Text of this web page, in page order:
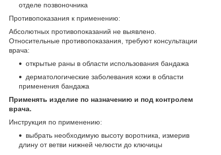
отделе позвоночника
Противопоказания к применению:
Абсолютных противопоказаний не выявлено.
Относительные противопоказания, требуют консультации
врача:
открытые раны в области использования бандажа
дерматологические заболевания кожи в области
применения бандажа
Применять изделие по назначению и под контролем
врача.
Инструкция по применению:
выбрать необходимую высоту воротника, измерив
длину от ветви нижней челюсти до ключицы